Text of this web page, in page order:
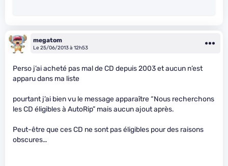
megatom
Le 25/06/2013 à 12h53
Perso j’ai acheté pas mal de CD depuis 2003 et aucun n’est
apparu dans ma liste
pourtant j’ai bien vu le message apparaître “Nous recherchons
les CD éligibles à AutoRip” mais aucun ajout après.
Peut-être que ces CD ne sont pas éligibles pour des raisons
obscures…